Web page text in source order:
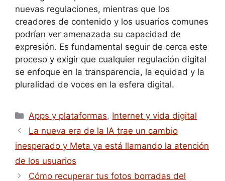
nuevas regulaciones, mientras que los
creadores de contenido y los usuarios comunes
podrían ver amenazada su capacidad de
expresión. Es fundamental seguir de cerca este
proceso y exigir que cualquier regulación digital
se enfoque en la transparencia, la equidad y la
pluralidad de voces en la esfera digital.
Apps y plataformas, Internet y vida digital
La nueva era de la IA trae un cambio
inesperado y Meta ya está llamando la atención
de los usuarios
Cómo recuperar tus fotos borradas del